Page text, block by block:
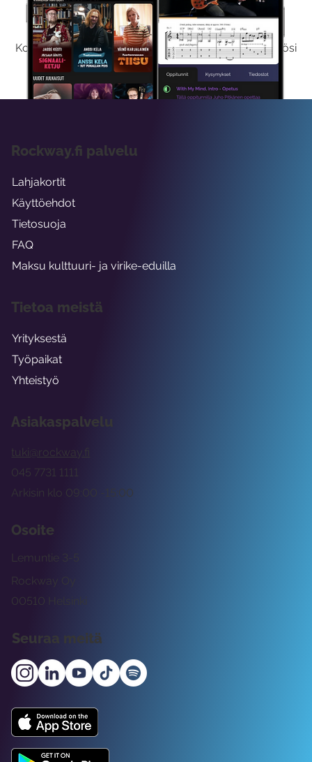
Kokeile Ilmaiseksi
Kokeilemalla ilmaiseksi saat koko sisältömme käyttöösi
viikon ajaksi.
Asiakaspalvelu
tuki@rockway.fi
Arkisin klo 09:00 -15:00
045 7731 1111
Osoite
Rockway Oy
Lemuntie 3-5
00510 Helsinki
Seuraa meitä
Rockway.fi palvelu
Lahjakortit
Käyttöehdot
Tietosuoja
FAQ
Maksu kulttuuri- ja virike-eduilla
Tietoa meistä
Yrityksestä
Työpaikat
Yhteistyö